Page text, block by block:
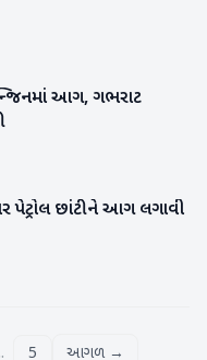
આગ, ગભરાટ
પેટ્રોલ છાંટીને આગ લગાવી
5 આગળ →